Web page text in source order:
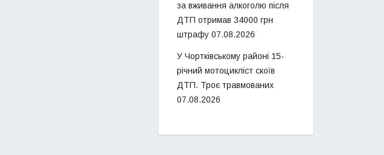
за вживання алкоголю після
ДТП отримав 34000 грн
штрафу 07.08.2026
У Чортківському районі 15-
річний мотоцикліст скоїв
ДТП. Троє травмованих
07.08.2026